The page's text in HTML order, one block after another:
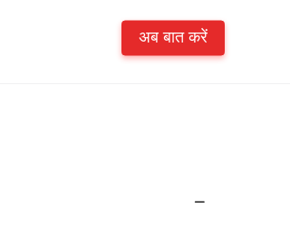
अब बात करें